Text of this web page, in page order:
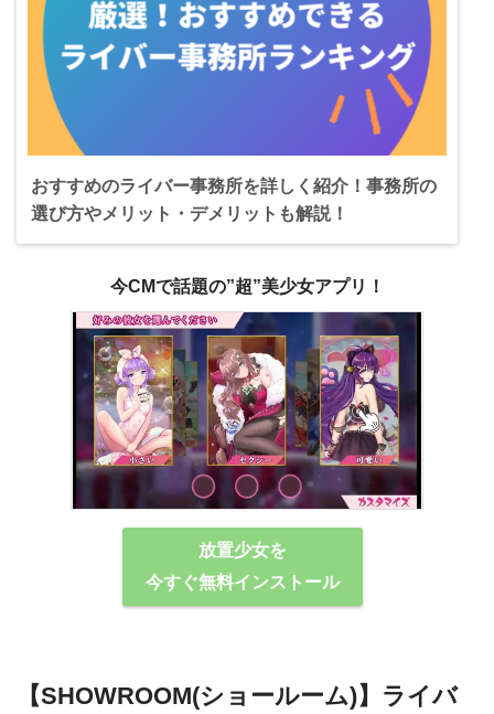
おすすめのライバー事務所を詳しく紹介！事務所の
選び方やメリット・デメリットも解説！
今CMで話題の”超”美少女アプリ！
放置少女を
今すぐ無料インストール
【SHOWROOM(ショールーム)】ライバ